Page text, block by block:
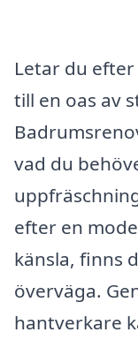
Letar du
till en oas av
vad du
efter en
känsla, finns
överväga.
hantverkare